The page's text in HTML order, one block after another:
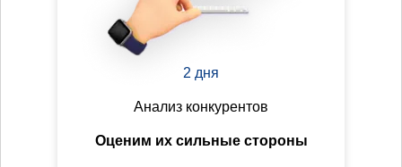
2 дня
Анализ конкурентов
Оценим их сильные стороны